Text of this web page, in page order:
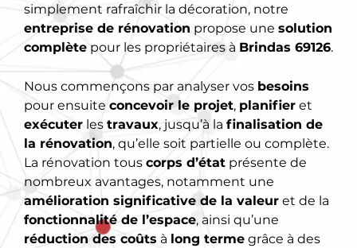
simplement rafraîchir la décoration, notre
entreprise de rénovation propose une solution
complète pour les propriétaires à Brindas 69126.
Nous commençons par analyser vos besoins
pour ensuite concevoir le projet, planifier et
exécuter les travaux, jusqu’à la finalisation de
la rénovation, qu’elle soit partielle ou complète.
La rénovation tous corps d’état présente de
nombreux avantages, notamment une
amélioration significative de la valeur et de la
fonctionnalité de l’espace, ainsi qu’une
réduction des coûts à long terme grâce à des